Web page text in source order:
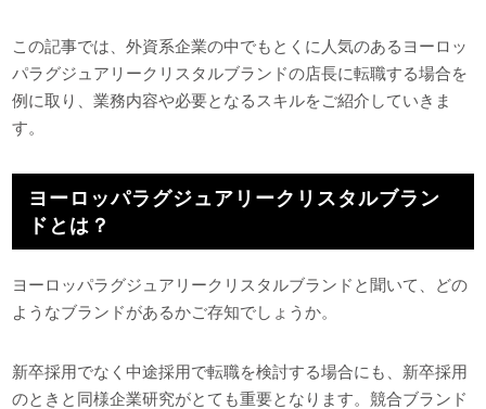
この記事では、外資系企業の中でもとくに人気のあるヨーロッ
パラグジュアリークリスタルブランドの店長に転職する場合を
例に取り、業務内容や必要となるスキルをご紹介していきま
す。
ヨーロッパラグジュアリークリスタルブラン
ドとは？
ヨーロッパラグジュアリークリスタルブランドと聞いて、どの
ようなブランドがあるかご存知でしょうか。
新卒採用でなく中途採用で転職を検討する場合にも、新卒採用
のときと同様企業研究がとても重要となります。競合ブランド